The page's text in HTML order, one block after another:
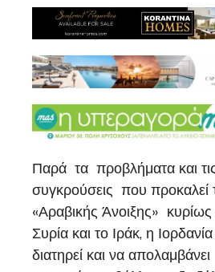
Παρά τα προβλήματα και
συγκρούσεις που προκαλεί
«Αραβικής Άνοιξης»
Συρία και το Ιράκ, η
διατηρεί και να